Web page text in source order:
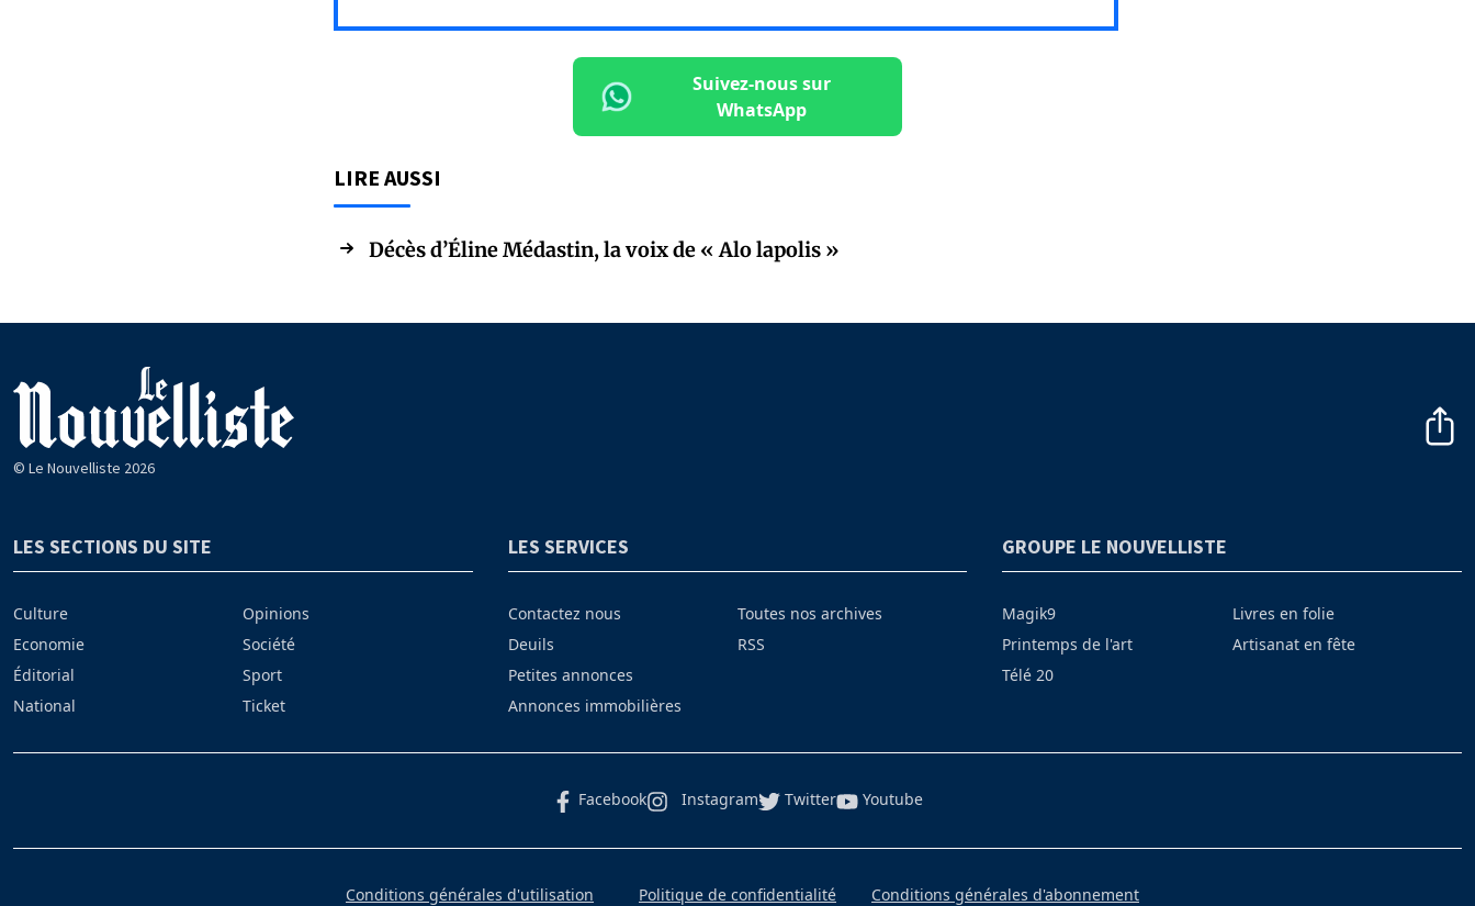
Suivez-nous sur
WhatsApp
LIRE AUSSI
Décès d’Éline Médastin, la voix de « Alo lapolis »
© Le Nouvelliste 2026
LES SECTIONS DU SITE
Culture
Economie
Éditorial
National
Opinions
Société
Sport
Ticket
LES SERVICES
Contactez nous
Deuils
Petites annonces
Annonces immobilières
Toutes nos archives
RSS
GROUPE LE NOUVELLISTE
Magik9
Printemps de l'art
Télé 20
Livres en folie
Artisanat en fête
Facebook Instagram Twitter Youtube
Conditions générales d'utilisation Politique de confidentialité Conditions générales d'abonnement